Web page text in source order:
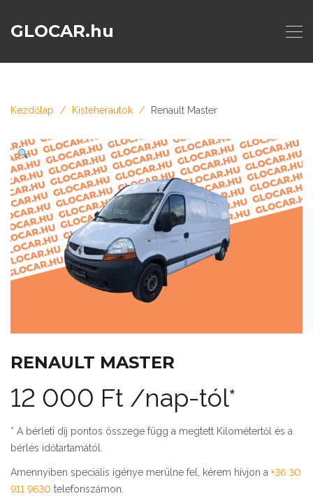
GLOCAR.hu
Kezdőlap Kisteherautók Renault Master
RENAULT MASTER
12 000 Ft /nap-tól*
* A bérleti díj pontos összege függ a megtett Kilométertől és a
bérlés időtartamától.
Amennyiben speciális igénye merülne fel, kérem hívjon a +36 30
911 9630 telefonszámon.